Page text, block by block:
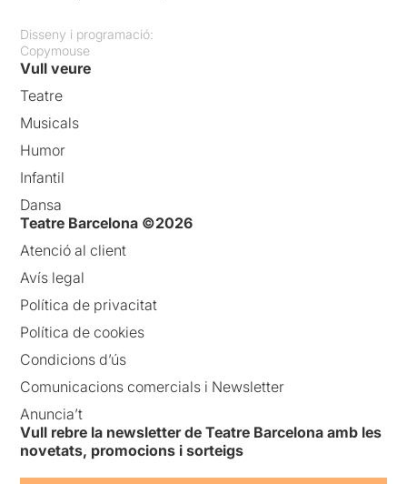
Disseny i programació:
Copymouse
Vull veure
Teatre
Musicals
Humor
Infantil
Dansa
Teatre Barcelona ©2026
Atenció al client
Avís legal
Política de privacitat
Política de cookies
Condicions d’ús
Comunicacions comercials i Newsletter
Anuncia’t
Vull rebre la newsletter de Teatre Barcelona amb les
novetats, promocions i sorteigs